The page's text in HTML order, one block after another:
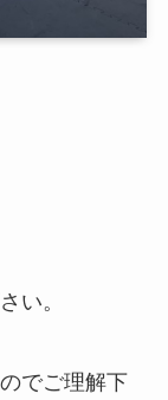
い。
でご理解下